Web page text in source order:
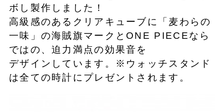
ボし製作しました！
高級感のあるクリアキューブに「麦わらの
一味」の海賊旗マークとONE PIECEなら
ではの、迫力満点の効果音を
デザインしています。※ウォッチスタンド
は全ての時計にプレゼントされます。